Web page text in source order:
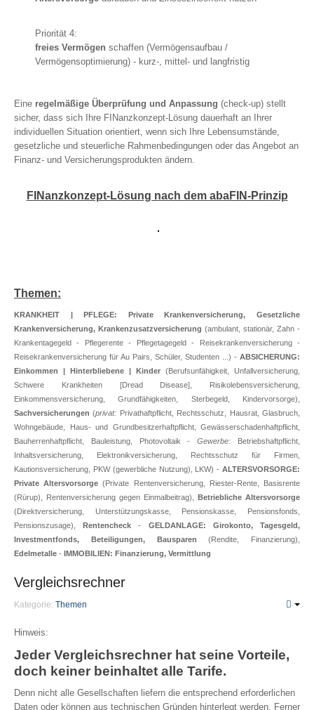
Priorität 4:
freies Vermögen schaffen (Vermögensaufbau /
Vermögensoptimierung) - kurz-, mittel- und langfristig
Eine regelmäßige Überprüfung und Anpassung (check-up) stellt
sicher, dass sich Ihre FINanzkonzept-Lösung dauerhaft an Ihrer
individuellen Situation orientiert, wenn sich Ihre Lebensumstände,
gesetzliche und steuerliche Rahmenbedingungen oder das Angebot an
Finanz- und Versicherungsprodukten ändern.
FINanzkonzept-Lösung nach dem abaFIN-Prinzip
Themen:
KRANKHEIT | PFLEGE: Private Krankenversicherung, Gesetzliche
Krankenversicherung, Krankenzusatzversicherung (ambulant, stationär, Zahn -
Krankentagegeld - Pflegerente - Pflegetagegeld - Reisekrankenversicherung -
Reisekrankenversicherung für Au Pairs, Schüler, Studenten ...) - ABSICHERUNG:
Einkommen | Hinterbliebene | Kinder (Berufsunfähigkeit, Unfallversicherung,
Schwere Krankheiten [Dread Disease], Risikolebensversicherung,
Einkommensversicherung, Grundfähigkeiten, Sterbegeld, Kindervorsorge),
Sachversicherungen (privat: Privathaftpflicht, Rechtsschutz, Hausrat, Glasbruch,
Wohngebäude, Haus- und Grundbesitzerhaftpflicht, Gewässerschadenhaftpflicht,
Bauherrenhaftpflicht, Bauleistung, Photovoltaik -Gewerbe: Betriebshaftpflicht,
Inhaltsversicherung, Elektronikversicherung, Rechtsschutz für Firmen,
Kautionsversicherung, PKW (gewerbliche Nutzung), LKW) - ALTERSVORSORGE:
Private Altersvorsorge (Private Rentenversicherung, Riester-Rente, Basisrente
(Rürup), Rentenversicherung gegen Einmalbeitrag), Betriebliche Altersvorsorge
(Direktversicherung, Unterstützungskasse, Pensionskasse, Pensionsfonds,
Pensionszusage),Rentencheck - GELDANLAGE: Girokonto, Tagesgeld,
Investmentfonds, Beteiligungen, Bausparen (Rendite, Finanzierung),
Edelmetalle - IMMOBILIEN: Finanzierung, Vermittlung
Vergleichsrechner
Kategorie: Themen
Hinweis:
Jeder Vergleichsrechner hat seine Vorteile,
doch keiner beinhaltet alle Tarife.
Denn nicht alle Gesellschaften liefern die entsprechend erforderlichen
Daten oder können aus technischen Gründen hinterlegt werden. Ferner